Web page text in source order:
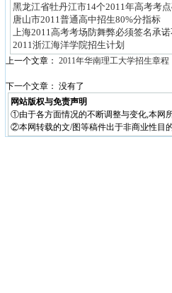
黑龙江省牡丹江市14个2011年高考考
唐山市2011普通高中招生80%分指标
上海2011高考考场防舞弊必须签名承
2011浙江海洋学院招生计划
上一个文章： 2011年华南理工大学招生章程
下一个文章： 没有了
网站版权与免责声明
①由于各方面情况的不断调整与变化,本网
②本网转载的文/图等稿件出于非商业性目